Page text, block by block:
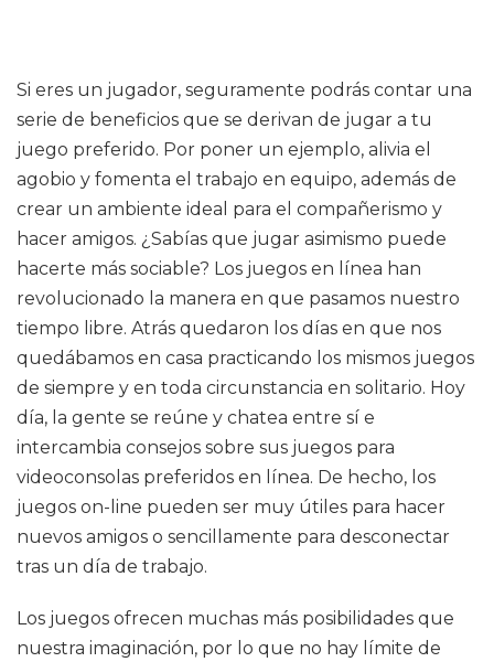
Si eres un jugador, seguramente podrás contar una
serie de beneficios que se derivan de jugar a tu
juego preferido. Por poner un ejemplo, alivia el
agobio y fomenta el trabajo en equipo, además de
crear un ambiente ideal para el compañerismo y
hacer amigos. ¿Sabías que jugar asimismo puede
hacerte más sociable? Los juegos en línea han
revolucionado la manera en que pasamos nuestro
tiempo libre. Atrás quedaron los días en que nos
quedábamos en casa practicando los mismos juegos
de siempre y en toda circunstancia en solitario. Hoy
día, la gente se reúne y chatea entre sí e
intercambia consejos sobre sus juegos para
videoconsolas preferidos en línea. De hecho, los
juegos on-line pueden ser muy útiles para hacer
nuevos amigos o sencillamente para desconectar
tras un día de trabajo.
Los juegos ofrecen muchas más posibilidades que
nuestra imaginación, por lo que no hay límite de